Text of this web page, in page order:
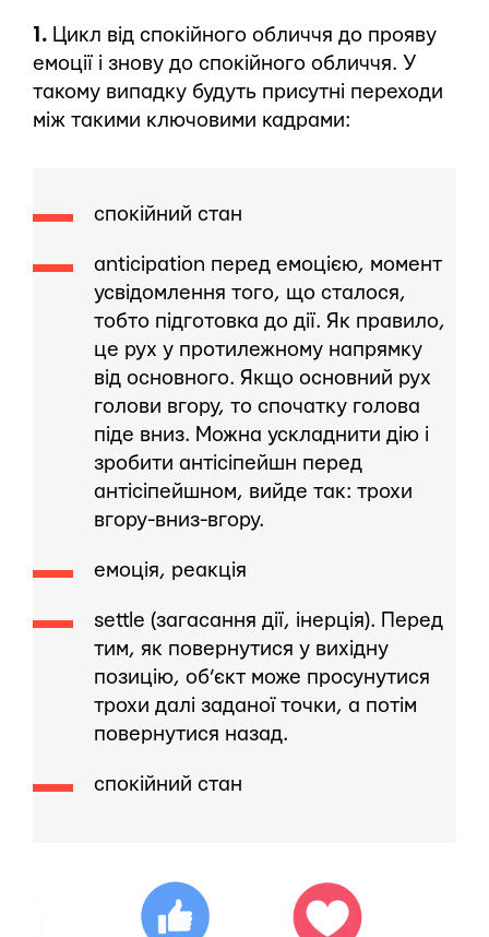
1. Цикл від спокійного обличчя до прояву
емоції і знову до спокійного обличчя. У
такому випадку будуть присутні переходи
між такими ключовими кадрами:
спокійний стан
anticipation перед емоцією, момент
усвідомлення того, що сталося,
тобто підготовка до дії. Як правило,
це рух у протилежному напрямку
від основного. Якщо основний рух
голови вгору, то спочатку голова
піде вниз. Можна ускладнити дію і
зробити антісіпейшн перед
антісіпейшном, вийде так: трохи
вгору-вниз-вгору.
емоція, реакція
settle (загасання дії, інерція). Перед
тим, як повернутися у вихідну
позицію, об’єкт може просунутися
трохи далі заданої точки, а потім
повернутися назад.
спокійний стан